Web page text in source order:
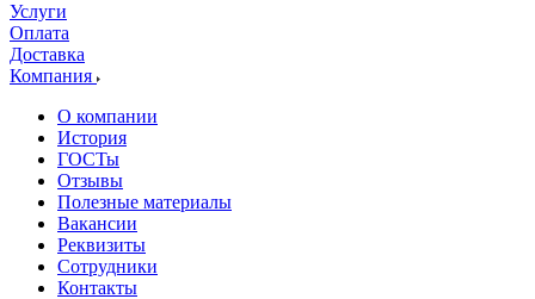
Услуги
Оплата
Доставка
Компания
О компании
История
ГОСТы
Отзывы
Полезные материалы
Вакансии
Реквизиты
Сотрудники
Контакты